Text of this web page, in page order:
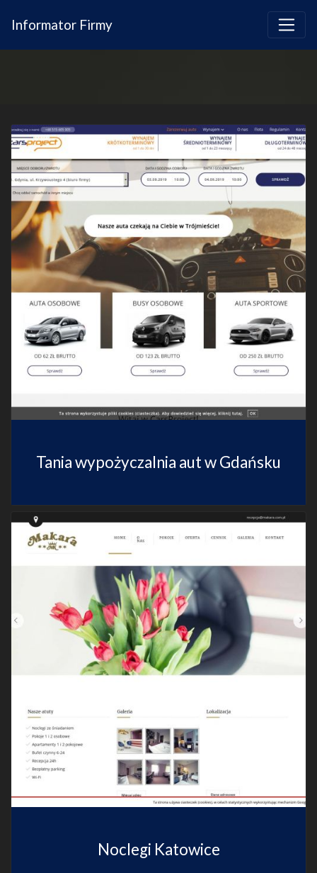
Informator Firmy
Tania wypożyczalnia aut w Gdańsku
Noclegi Katowice